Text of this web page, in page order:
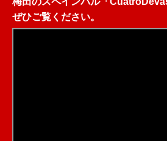
ぜひご覧ください。